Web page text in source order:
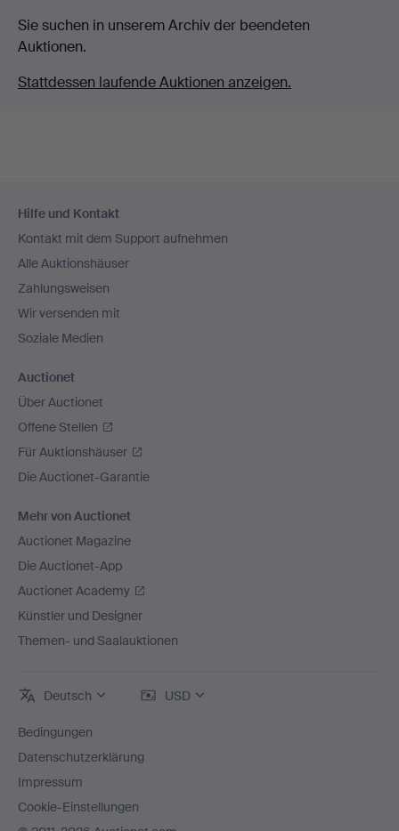
Sie suchen in unserem Archiv der beendeten
Auktionen.
Stattdessen laufende Auktionen anzeigen.
Navigation
Hilfe und Kontakt
Kontakt mit dem Support aufnehmen
Alle Auktionshäuser
Zahlungsweisen
Wir versenden mit
Soziale Medien
Auctionet
Über Auctionet
Offene Stellen
Für Auktionshäuser
Die Auctionet-Garantie
Mehr von Auctionet
Auctionet Magazine
Die Auctionet-App
Auctionet Academy
Künstler und Designer
Themen- und Saalauktionen
Deutsch USD
Bedingungen
Datenschutzerklärung
Impressum
Cookie-Einstellungen